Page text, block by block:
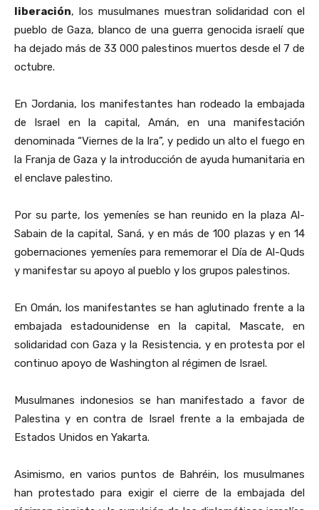
liberación, los musulmanes muestran solidaridad con el
pueblo de Gaza, blanco de una guerra genocida israelí que
ha dejado más de 33 000 palestinos muertos desde el 7 de
octubre.
En Jordania, los manifestantes han rodeado la embajada
de Israel en la capital, Amán, en una manifestación
denominada “Viernes de la Ira”, y pedido un alto el fuego en
la Franja de Gaza y la introducción de ayuda humanitaria en
el enclave palestino.
Por su parte, los yemeníes se han reunido en la plaza Al-
Sabain de la capital, Saná, y en más de 100 plazas y en 14
gobernaciones yemeníes para rememorar el Día de Al-Quds
y manifestar su apoyo al pueblo y los grupos palestinos.
En Omán, los manifestantes se han aglutinado frente a la
embajada estadounidense en la capital, Mascate, en
solidaridad con Gaza y la Resistencia, y en protesta por el
continuo apoyo de Washington al régimen de Israel.
Musulmanes indonesios se han manifestado a favor de
Palestina y en contra de Israel frente a la embajada de
Estados Unidos en Yakarta.
Asimismo, en varios puntos de Bahréin, los musulmanes
han protestado para exigir el cierre de la embajada del